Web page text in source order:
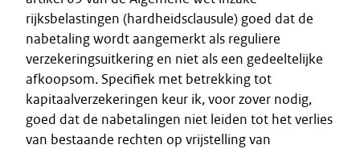
rijksbelastingen (hardheidsclausule) goed dat de
nabetaling wordt aangemerkt als reguliere
verzekeringsuitkering en niet als een gedeeltelijke
afkoopsom. Specifiek met betrekking tot
kapitaalverzekeringen keur ik, voor zover nodig,
goed dat de nabetalingen niet leiden tot het verlies
van bestaande rechten op vrijstelling van